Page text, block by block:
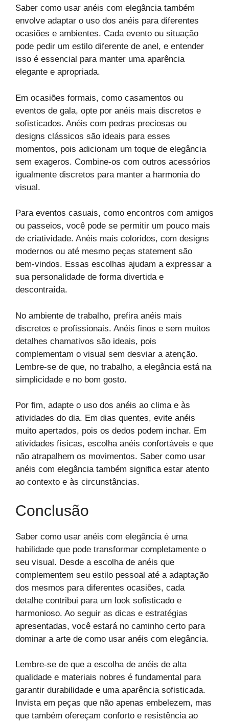
Saber como usar anéis com elegância também
envolve adaptar o uso dos anéis para diferentes
ocasiões e ambientes. Cada evento ou situação
pode pedir um estilo diferente de anel, e entender
isso é essencial para manter uma aparência
elegante e apropriada.
Em ocasiões formais, como casamentos ou
eventos de gala, opte por anéis mais discretos e
sofisticados. Anéis com pedras preciosas ou
designs clássicos são ideais para esses
momentos, pois adicionam um toque de elegância
sem exageros. Combine-os com outros acessórios
igualmente discretos para manter a harmonia do
visual.
Para eventos casuais, como encontros com amigos
ou passeios, você pode se permitir um pouco mais
de criatividade. Anéis mais coloridos, com designs
modernos ou até mesmo peças statement são
bem-vindos. Essas escolhas ajudam a expressar a
sua personalidade de forma divertida e
descontraída.
No ambiente de trabalho, prefira anéis mais
discretos e profissionais. Anéis finos e sem muitos
detalhes chamativos são ideais, pois
complementam o visual sem desviar a atenção.
Lembre-se de que, no trabalho, a elegância está na
simplicidade e no bom gosto.
Por fim, adapte o uso dos anéis ao clima e às
atividades do dia. Em dias quentes, evite anéis
muito apertados, pois os dedos podem inchar. Em
atividades físicas, escolha anéis confortáveis e que
não atrapalhem os movimentos. Saber como usar
anéis com elegância também significa estar atento
ao contexto e às circunstâncias.
Conclusão
Saber como usar anéis com elegância é uma
habilidade que pode transformar completamente o
seu visual. Desde a escolha de anéis que
complementem seu estilo pessoal até a adaptação
dos mesmos para diferentes ocasiões, cada
detalhe contribui para um look sofisticado e
harmonioso. Ao seguir as dicas e estratégias
apresentadas, você estará no caminho certo para
dominar a arte de como usar anéis com elegância.
Lembre-se de que a escolha de anéis de alta
qualidade e materiais nobres é fundamental para
garantir durabilidade e uma aparência sofisticada.
Invista em peças que não apenas embelezem, mas
que também ofereçam conforto e resistência ao